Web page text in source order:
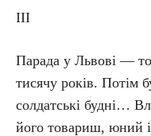
III
Парада у Львові —
тисячу років. Потім
солдатські будні…
його товариш, юний